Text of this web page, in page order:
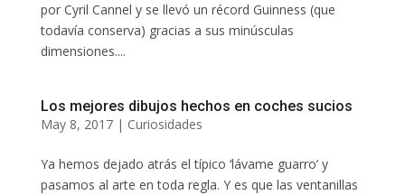
por Cyril Cannel y se llevó un récord Guinness (que
todavía conserva) gracias a sus minúsculas
dimensiones....
Los mejores dibujos hechos en coches sucios
May 8, 2017| Curiosidades
Ya hemos dejado atrás el típico ‘lávame guarro’ y
pasamos al arte en toda regla. Y es que las ventanillas